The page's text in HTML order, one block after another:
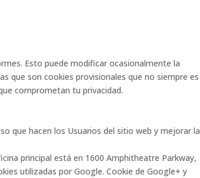
Esto puede modificar ocasionalmente la
que son cookies provisionales que no siempre es
comprometan tu privacidad.
que hacen los Usuarios del sitio web y mejorar la
principal está en 1600 Amphitheatre Parkway,
utilizadas por Google. Cookie de Google+ y